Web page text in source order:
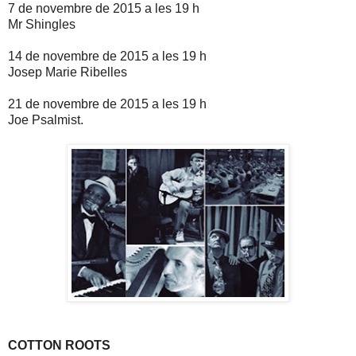
7 de novembre de 2015 a les 19 h
Mr Shingles
14 de novembre de 2015 a les 19 h
Josep Marie Ribelles
21 de novembre de 2015 a les 19 h
Joe Psalmist.
COTTON ROOTS